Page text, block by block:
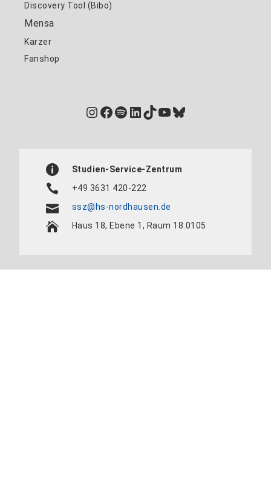
Discovery Tool (Bibo)
Mensa
Karzer
Fanshop
Instagram
Facebook
Spotify
LinkedIn
TikTok
YouTube
Bluesky
Studien-Service-Zentrum
+49 3631 420-222
ssz@hs-nordhausen.de
Haus 18, Ebene 1, Raum 18.0105